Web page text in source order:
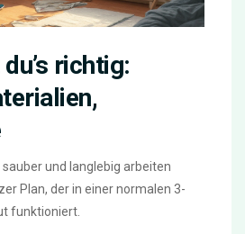
richtig:
und langlebig arbeiten
Plan, der in einer normalen 3-
funktioniert.